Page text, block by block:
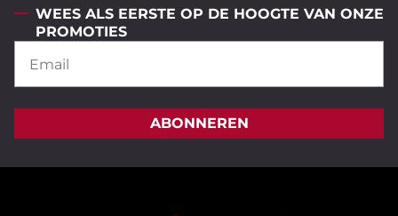
WEES ALS EERSTE OP DE HOOGTE VAN ONZE
PROMOTIES
ABONNEREN